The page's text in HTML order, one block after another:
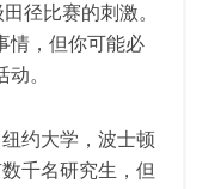
径比赛的刺激。
情，但你可能必
。
约大学，波士顿
千名研究生，但